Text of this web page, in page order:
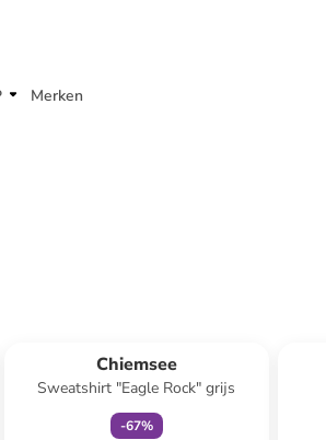
Merken
Chiemsee
Sweatshirt "Eagle Rock" grijs
-67%